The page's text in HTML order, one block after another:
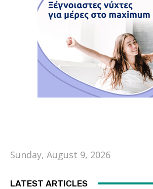
Sunday, August 9, 2026
LATEST ARTICLES